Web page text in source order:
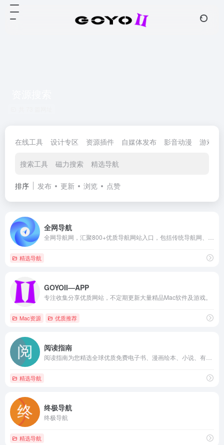
在线工具 设计专区 资源插件 自媒体发布 影音动漫 游戏娱
搜索工具 磁力搜索 精选导航
排序 发布 更新 浏览 点赞
全网导航
精选导航
GOYOII—APP
专注收集分享优质网站，不定期更新大量精品Mac软件及游戏。
Mac资源 优质推荐
阅读指南
精选导航
终极导航
终极导航
精选导航